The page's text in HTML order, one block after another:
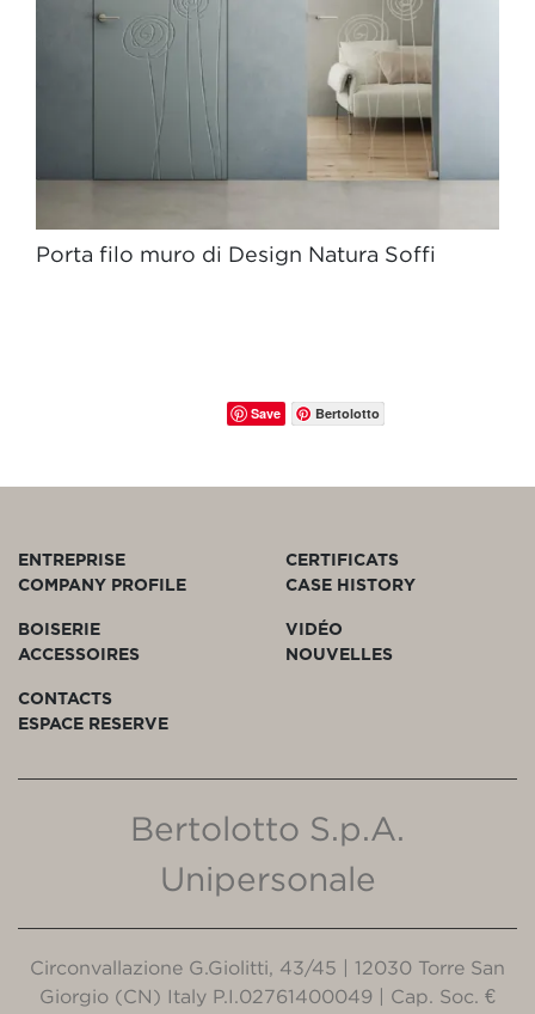
Porta filo muro di Design Natura Soffi
Save Bertolotto
ENTREPRISE
COMPANY PROFILE
CERTIFICATS
CASE HISTORY
BOISERIE
ACCESSOIRES
VIDÉO
NOUVELLES
CONTACTS
ESPACE RESERVE
Bertolotto S.p.A.
Unipersonale
Circonvallazione G.Giolitti, 43/45 | 12030 Torre San
Giorgio (CN) Italy P.I.02761400049 | Cap. Soc. €